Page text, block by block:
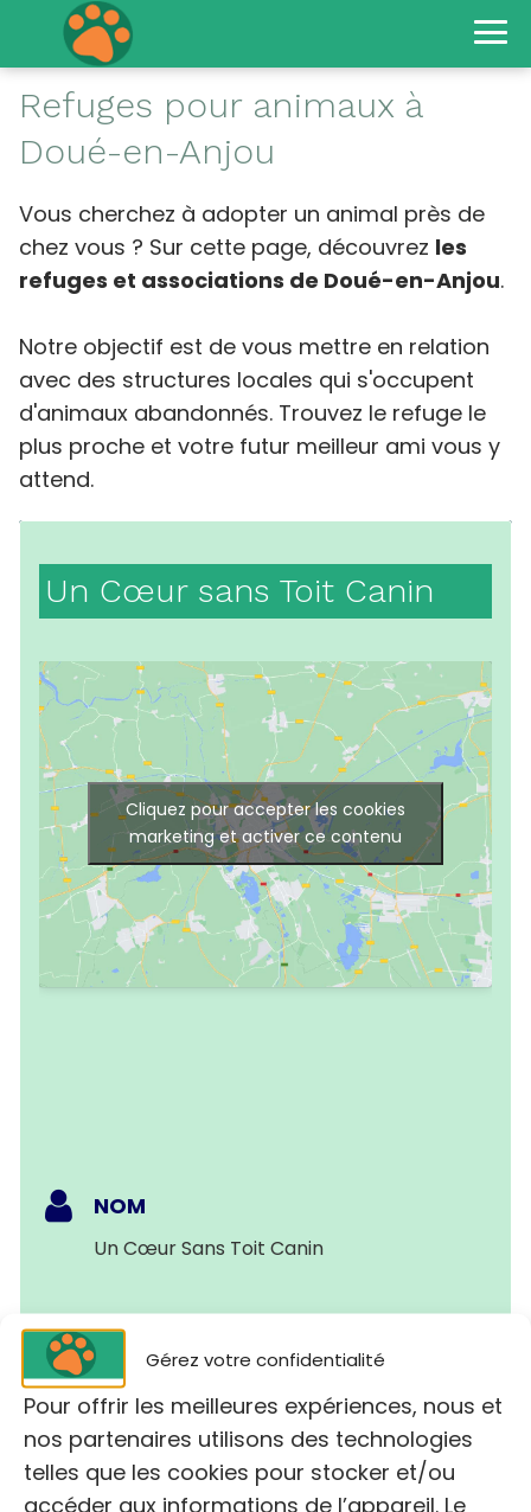
Gérez votre confidentialité
Pour offrir les meilleures expériences, nous et
nos partenaires utilisons des technologies
telles que les cookies pour stocker et/ou
accéder aux informations de l’appareil. Le
Refuges pour animaux à
Doué-en-Anjou
Vous cherchez à adopter un animal près de
chez vous ? Sur cette page, découvrez les
refuges et associations de Doué-en-Anjou.
Notre objectif est de vous mettre en relation
avec des structures locales qui s'occupent
d'animaux abandonnés. Trouvez le refuge le
plus proche et votre futur meilleur ami vous y
attend.
Un Cœur sans Toit Canin
Cliquez pour accepter les cookies
marketing et activer ce contenu
NOM
Un Cœur Sans Toit Canin
ADRESSE:
87 Chem. du Clos Melon, 49700 Doué-en-
Anjou
TÉLÉPHONE: